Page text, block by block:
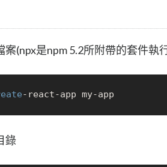
案(npx是npm 5.2所附帶的套件執
錄